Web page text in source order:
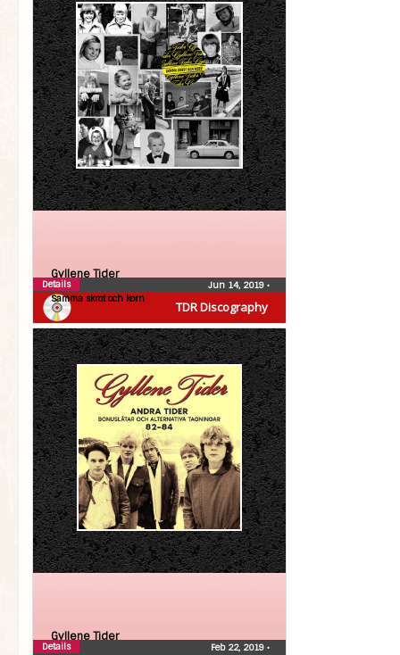
TDR Discography
Gyllene Tider
Samma skrot och korn
Jun 14, 2019 •
Details
Gyllene Tider
Feb 22, 2019 •
Details